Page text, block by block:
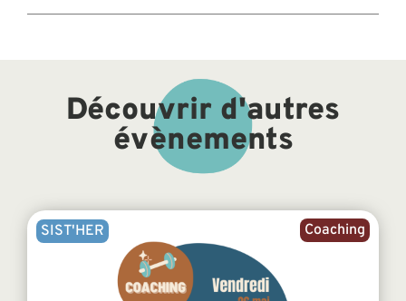
Découvrir d'autres
évènements
Coaching
SIST'HER